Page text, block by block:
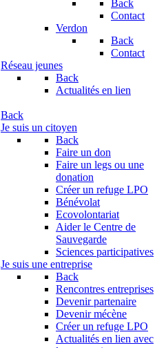
Back
Contact
Verdon
Back
Contact
Réseau jeunes
Back
Actualités en lien
Back
Je suis un citoyen
Back
Faire un don
Faire un legs ou une
donation
Créer un refuge LPO
Bénévolat
Ecovolontariat
Aider le Centre de
Sauvegarde
Sciences participatives
Je suis une entreprise
Back
Rencontres entreprises
Devenir partenaire
Devenir mécène
Créer un refuge LPO
Actualités en lien avec